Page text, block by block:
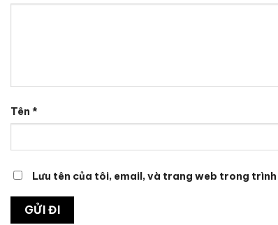
Tên *
Lưu tên của tôi, email, và trang web trong